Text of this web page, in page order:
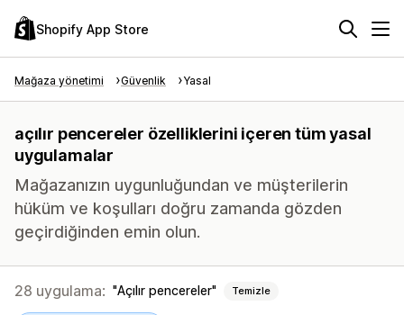
Shopify App Store
Mağaza yönetimi Güvenlik Yasal
açılır pencereler özelliklerini içeren tüm yasal
uygulamalar
Mağazanızın uygunluğundan ve müşterilerin
hüküm ve koşulları doğru zamanda gözden
geçirdiğinden emin olun.
28 uygulama: Açılır pencereler Temizle